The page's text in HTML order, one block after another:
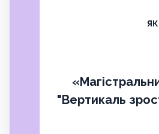
"Вертикаль